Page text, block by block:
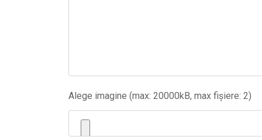
Alege imagine (max: 20000kB, max fișiere: 2)